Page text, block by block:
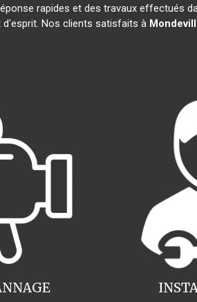
rapides et des travaux effectués
d'esprit. Nos clients satisfaits à